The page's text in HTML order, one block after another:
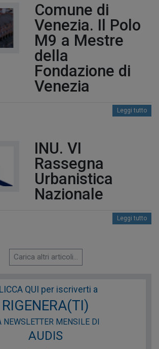
Comune di
Venezia. Il Polo
M9 a Mestre
della
Fondazione di
Venezia
Leggi tutto
INU. VI
Rassegna
Urbanistica
Nazionale
Leggi tutto
Carica altri articoli...
QUI per iscriverti a
RIGENERA(TI)
NEWSLETTER MENSILE DI
AUDIS